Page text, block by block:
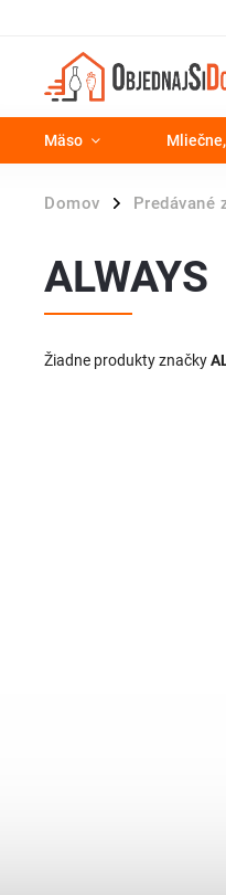
Mäso
Domov / Predávané
ALWAYS
Žiadne produkty značky